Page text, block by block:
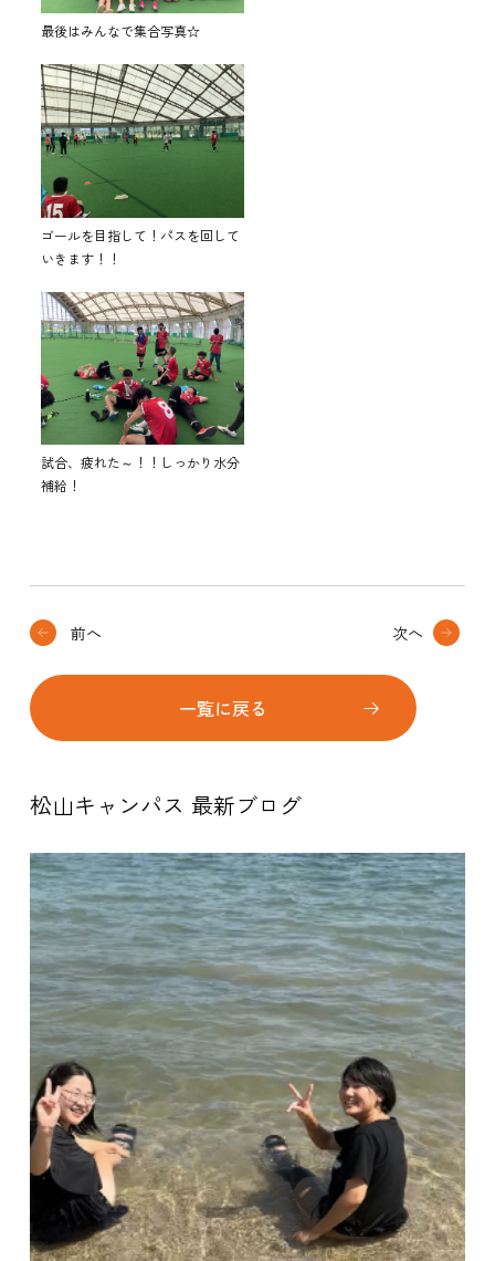
最後はみんなで集合写真☆
ゴールを目指して！パスを回して
いきます！！
試合、疲れた～！！しっかり水分
補給！
前へ
一覧に戻る
次へ
松山キャンパス 最新ブログ